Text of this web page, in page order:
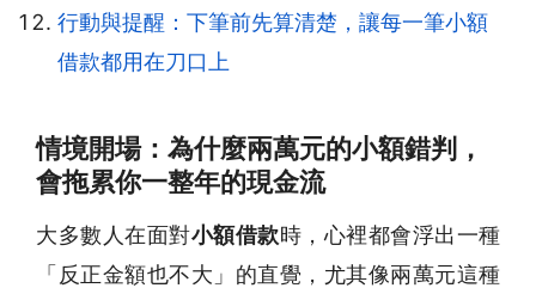
行動與提醒：下筆前先算清楚，讓每一筆小額
借款都用在刀口上
情境開場：為什麼兩萬元的小額錯判，
會拖累你一整年的現金流
大多數人在面對小額借款時，心裡都會浮出一種
「反正金額也不大」的直覺，尤其像兩萬元這種